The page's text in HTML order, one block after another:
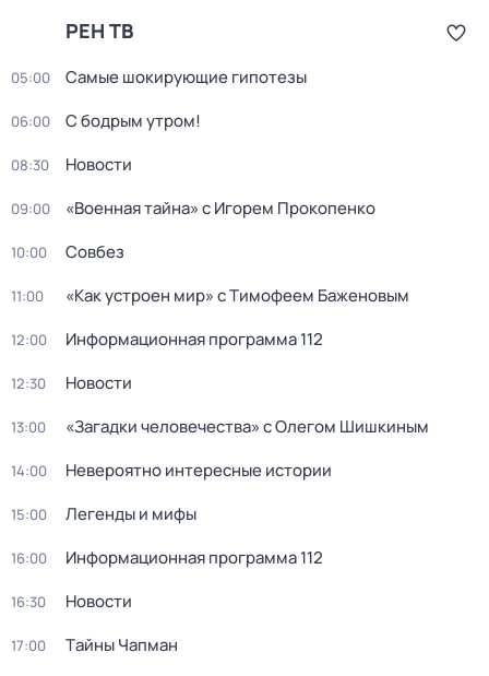
РЕН ТВ
05:00 Самые шoкиpующие гипотезы
06:00 С бодрым утром!
08:30 Новости
09:00 «Военная тайна» с Игорем Прокопенко
10:00 Совбез
11:00 «Как устроен мир» с Тимофеем Баженовым
12:00 Информационная программа 112
12:30 Новости
13:00 «Загадки человечества» с Олегом Шишкиным
14:00 Невероятно интересные истории
15:00 Легенды и мифы
16:00 Информационная программа 112
16:30 Новости
17:00 Тaйны Чапман